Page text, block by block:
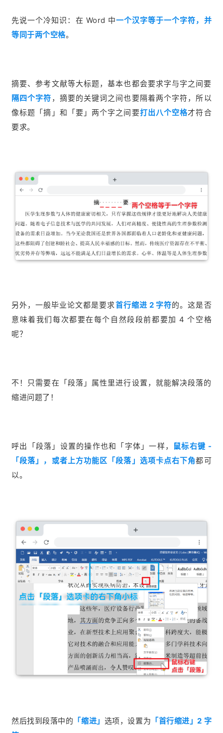
先说一个冷知识：在 Word 中一个汉字等于一个字符，并
等同于两个空格。
摘要、参考文献等大标题，基本也都会要求字与字之间要
隔四个字符 ，摘要的关键词之间也要隔着两个字符，所以
像标题「摘」和「要」两个字之间要打出八个空格才符合
要求。
另外，一般毕业论文都是要求首行缩进 2 字符的。这是否
意味着我们每次都要在每个自然段段前都要加 4 个空格
呢？
不！只需要在「段落」属性里进行设置，就能解决段落的
缩进问题了！
呼出「段落」设置的操作也和「字体」一样， 鼠标右键 -
「段落」，或者上方功能区「段落」选项卡点右下角都可
以。
然后找到段落中的 「缩进」 选项，设置为 「首行缩进」2 字